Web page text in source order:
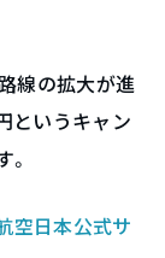
線の拡大が進
というキャン
空日本公式サ